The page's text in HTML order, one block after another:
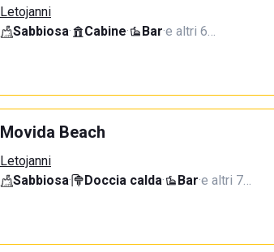
Letojanni
Sabbiosa· Cabine· Bar·e altri 6…
Movida Beach
Letojanni
Sabbiosa· Doccia calda· Bar·e altri 7…